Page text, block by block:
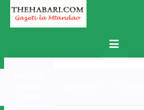
Skip
content
Primary
Menu